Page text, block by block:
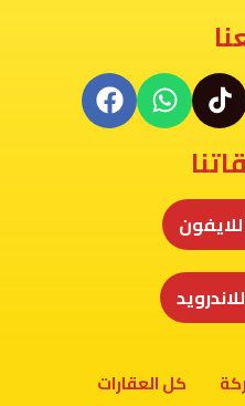
كل العقارات